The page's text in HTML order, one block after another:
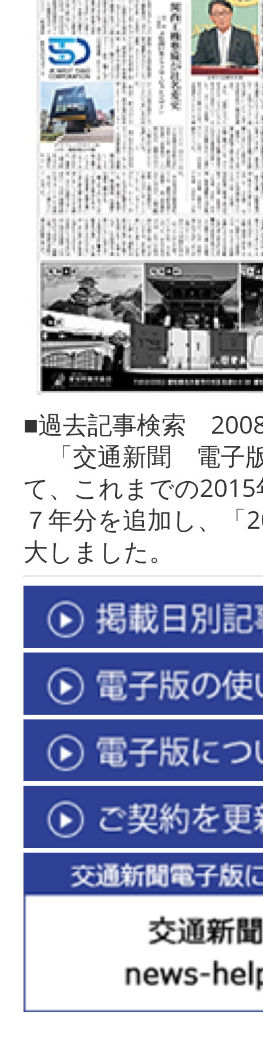
■過去記事検索
「交通新聞 電子
て、これまでの
７年分を追加し、「
大しまし